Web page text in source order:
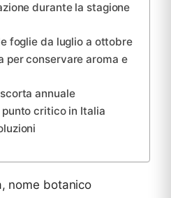
durante la stagione
foglie da luglio a ottobre
per conservare aroma e
annuale
critico in Italia
nome botanico